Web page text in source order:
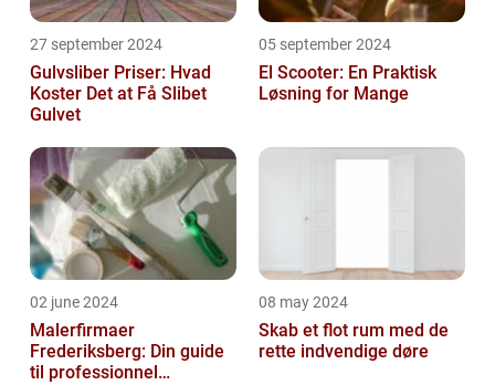
27 september 2024
Gulvsliber Priser: Hvad
Koster Det at Få Slibet
Gulvet
05 september 2024
El Scooter: En Praktisk
Løsning for Mange
02 june 2024
Malerfirmaer
Frederiksberg: Din guide
til professionnel
08 may 2024
Skab et flot rum med de
rette indvendige døre